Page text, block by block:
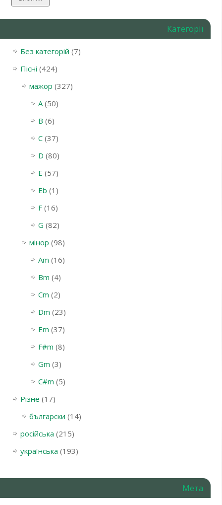
Категорії
Без категорій (7)
Пісні (424)
мажор (327)
A(50)
B (6)
C(37)
D (80)
E (57)
Eb (1)
F(16)
G (82)
мінор (98)
Am (16)
Bm (4)
Cm (2)
Dm (23)
Em (37)
F#m (8)
Gm (3)
С#m (5)
Різне (17)
български (14)
російська (215)
українська (193)
Мета